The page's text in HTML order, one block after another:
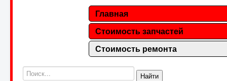
Главная
Стоимость запчастей
Стоимость ремонта
Найти